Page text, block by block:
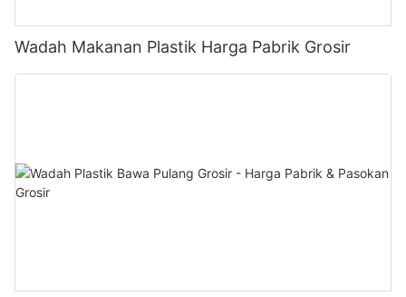
Wadah Makanan Plastik Harga Pabrik Grosir